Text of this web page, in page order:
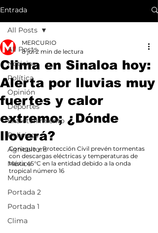
Entrada
All Posts
Noticias
Política
Opinión
Deportes
Entretenimiento
Policiaca
Agricultura
México
Mundo
Portada 2
Portada 1
Clima
All Posts
Clima en Sinaloa hoy:
Alerta por lluvias muy
fuertes y calor
extremo; ¿Dónde
lloverá?
MERCURIO
8 jul 2 min de lectura
Conagua y Protección Civil prevén tormentas
con descargas eléctricas y temperaturas de
hasta 45°C en la entidad debido a la onda
tropical número 16